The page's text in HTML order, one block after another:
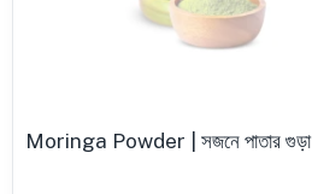
Moringa Powder | সজনে পাতার গুড়া